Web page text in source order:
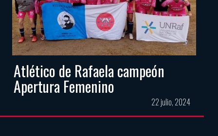
Atlético de Rafaela campeón
Apertura Femenino
22 julio, 2024